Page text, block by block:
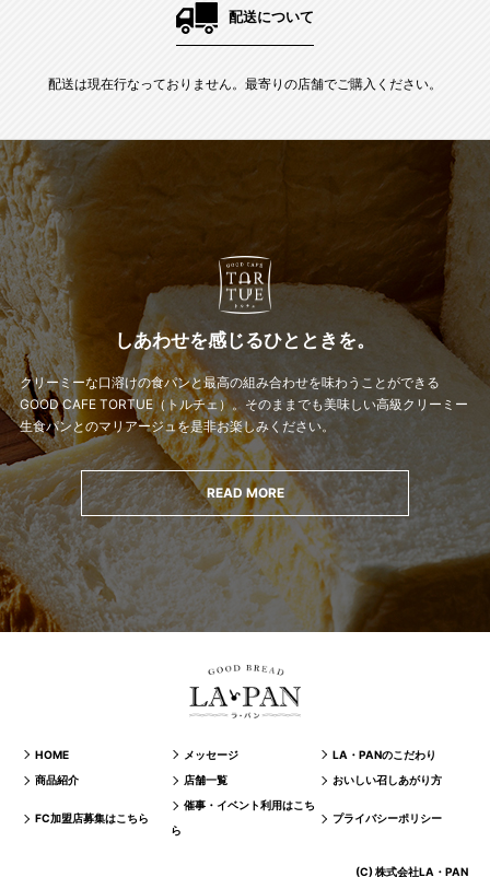
配送について
配送は現在行なっておりません。最寄りの店舗でご購入ください。
しあわせを感じるひとときを。
クリーミーな口溶けの食パンと最高の組み合わせを味わうことができる
GOOD CAFE TORTUE（トルチェ）。 そのままでも美味しい高級クリーミー
生食パンとのマリアージュを是非お楽しみください。
READ MORE
HOME メッセージ
LA・PANのこだわり
商品紹介
店舗一覧 おいしい召しあがり方
FC加盟店募集はこちら
催事・イベント利用はこち
ら
プライバシーポリシー
(C) 株式会社LA・PAN